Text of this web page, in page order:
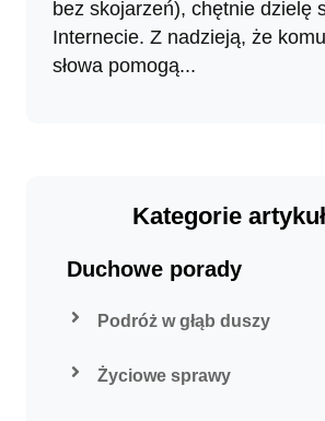
bez skojarzeń), chętnie dzielę
Internecie. Z nadzieją, że
słowa pomogą...
Kategorie
Duchowe porady
Podróż w głąb duszy
Życiowe sprawy